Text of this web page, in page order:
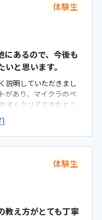
今日はここまで進んだ
る化がしっかりでき
は「このあたりでどの
ており、今どの段階
りやすく示されていま
イメージがありまし
的にイメージでき、安
は車で10分ほどかかる
にさせていただきま
時的な乗り降りが難し
す。少し手間には感じ
あり、安心して送り迎
体的にきれいに整って
ました。設備もきちん
潔に保たれているた
います。初めてのプロ
っている点は、とて
助かってはいます
くなってしまったらど
体験生
にあるので、今後も
と思います。
説明していただきまし
があり、マイクラのペ
すくクリアできたとこ
場があるともっと良か
は近くて良いです。雰囲
いて、個人スペースも
加料金があまり無さそ
子供が頑張ろうという
体験生
教え方がとても丁寧